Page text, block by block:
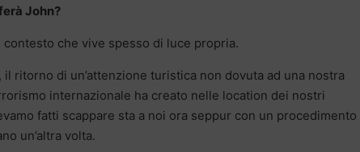
John?
che vive spesso di luce propria.
ritorno di un’attenzione turistica non dovuta ad una nostra
internazionale ha creato nelle location dei nostri
fatti scappare sta a noi ora seppur con un procedimento
un’altra volta.